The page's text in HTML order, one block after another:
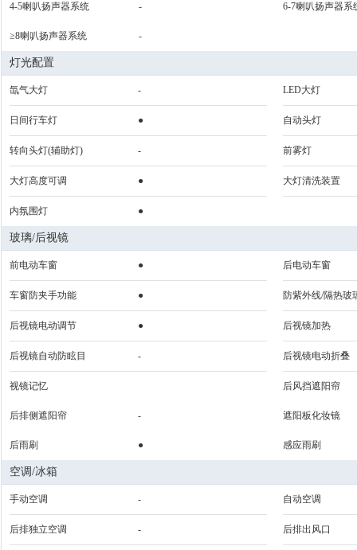
4-5喇叭扬声器系统 - 6-7喇叭扬声器系
≥8喇叭扬声器系统 -
灯光配置
氙气大灯 - LED大灯
日间行车灯 ● 自动头灯
转向头灯(辅助灯) - 前雾灯
大灯高度可调 ● 大灯清洗装置
内氛围灯 ●
玻璃/后视镜
前电动车窗 ● 后电动车窗
车窗防夹手功能 ● 防紫外线/隔热玻
后视镜电动调节 ● 后视镜加热
后视镜自动防眩目 - 后视镜电动折叠
视镜记忆 后风挡遮阳帘
后排侧遮阳帘 - 遮阳板化妆镜
后雨刷 ● 感应雨刷
空调/冰箱
手动空调 - 自动空调
后排独立空调 - 后排出风口